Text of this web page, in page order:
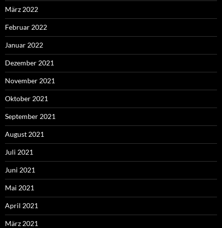
März 2022
Februar 2022
Januar 2022
Dezember 2021
November 2021
Oktober 2021
September 2021
August 2021
Juli 2021
Juni 2021
Mai 2021
April 2021
März 2021